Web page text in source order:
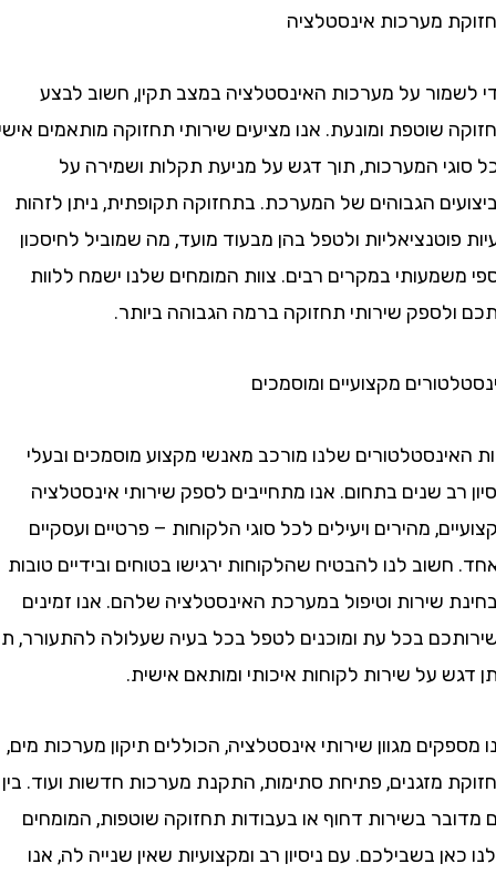
מערכות אינסטלציה
על מערכות האינסטלציה במצב תקין, חשוב לבצע
שוטפת ומונעת. אנו מציעים שירותי תחזוקה מותאמים אישית
המערכות, תוך דגש על מניעת תקלות ושמירה על
הגבוהים של המערכת. בתחזוקה תקופתית, ניתן לזהות
ולטפל בהן מבעוד מועד, מה שמוביל לחיסכון
במקרים רבים. צוות המומחים שלנו ישמח ללוות
שירותי תחזוקה ברמה הגבוהה ביותר.
מקצועיים ומוסמכים
שלנו מורכב מאנשי מקצוע מוסמכים ובעלי
רב שנים בתחום. אנו מתחייבים לספק שירותי אינסטלציה
מהירים ויעילים לכל סוגי הלקוחות – פרטיים ועסקיים
לנו להבטיח שהלקוחות ירגישו בטוחים ובידיים טובות
שירות וטיפול במערכת האינסטלציה שלהם. אנו זמינים
בכל עת ומוכנים לטפל בכל בעיה שעלולה להתעורר, תוך
על שירות לקוחות איכותי ומותאם אישית.
מגוון שירותי אינסטלציה, הכוללים תיקון מערכות מים,
מזגנים, פתיחת סתימות, התקנת מערכות חדשות ועוד. בין
בשירות דחוף או בעבודות תחזוקה שוטפות, המומחים
בשבילכם. עם ניסיון רב ומקצועיות שאין שנייה לה, אנו